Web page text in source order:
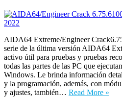
AIDA64 Extreme/Engineer
serie de la última versión AIDA64
activo útil para pruebas y pruebas
todas las partes de las PC que
Windows. Le brinda información
y la programación, además, con
y ajustes, también… Read More »